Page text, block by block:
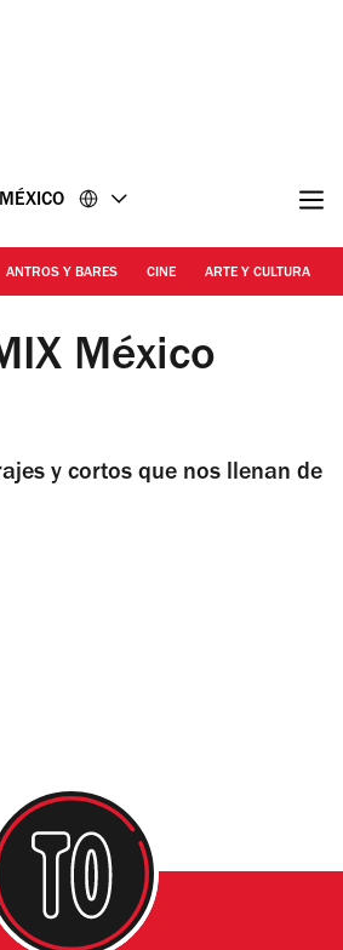
ANTROS Y BARES CINE ARTE Y CULTURA
MIX 2026
México
y cortos que nos llenan de